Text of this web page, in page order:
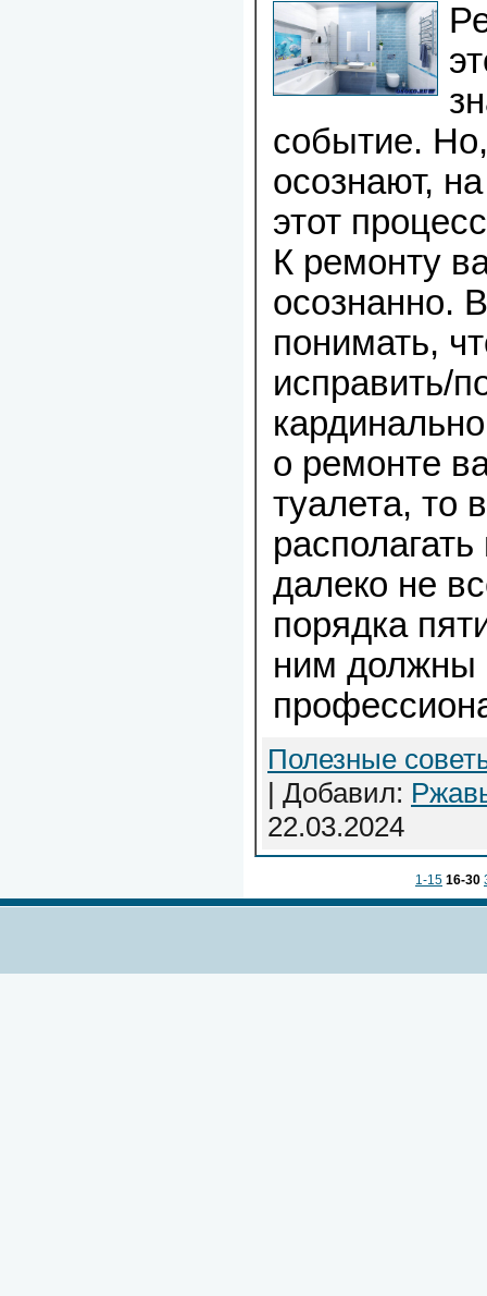
событие.
осознают,
этот
К ремонту
осознанно.
понимать,
исправить/
о ремонте
туалета, то
далеко не
порядка
ним должны
Полезные
| Добавил:
22.03.2024
1-15 16-30